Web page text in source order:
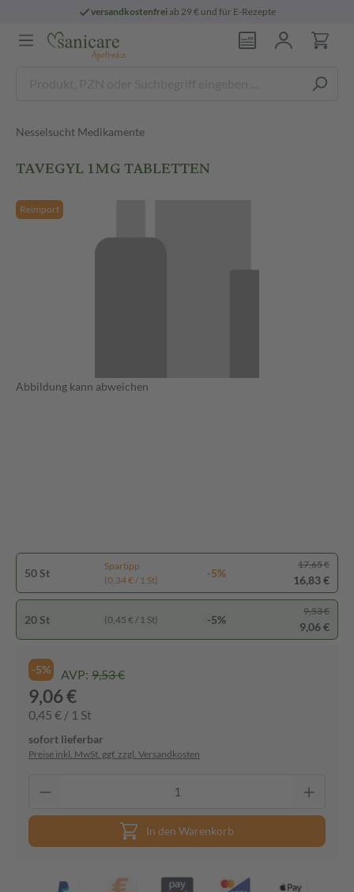
versandkostenfreiab 29 € und für E-Rezepte
Nesselsucht Medikamente
TAVEGYL 1MG TABLETTEN
Reimport
Abbildung kann abweichen
50 St
Spartipp
(0,34 € / 1 St)
-5%
17,65 €
16,83 €
20 St (0,45 € / 1 St) -5%
9,53 €
9,06 €
-5% AVP: 9,53 €
9,06 €
0,45 € / 1 St
sofort lieferbar
Preise inkl. MwSt. ggf. zzgl. Versandkosten
In den Warenkorb